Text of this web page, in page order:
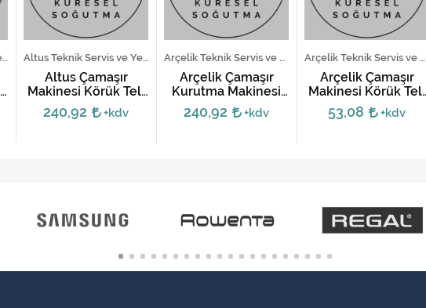
Beko Teknik Servis ve Yedek Parça Hizmetleri Altus Teknik Servis ve Yedek Parça Hizmetleri
Altus Çamaşır
Makinesi Körük Teli
5 - 7 Kg
240,92 +kdv
Arçelik Teknik Servis ve Yedek Parça Hizmetleri
Arçelik Çamaşır
Kurutma Makinesi
Körüğü -
2845240100
240,92 +kdv
Arçelik Teknik Servis ve Yedek Parça Hizmetleri
Arçelik Çamaşır
Makinesi Körük Teli
- Geniş Tip
53,08 +kdv